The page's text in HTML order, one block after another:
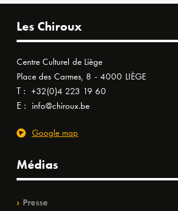
Les Chiroux
Centre Culturel de Liège
Place des Carmes, 8 - 4000 LIÈGE
T : +32(0)4 223 19 60
E : info@chiroux.be
Google map
Médias
Presse